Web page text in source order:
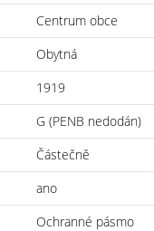
Centrum obce
Obytná
1919
G (PENB nedodán)
Částečně
ano
Ochranné pásmo